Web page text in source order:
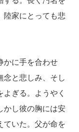
陸家にとっても悲
かに手を合わせ
念と悲しみ、そし
ぎる。ようやく
かし彼の胸には安
ていた。父が命を